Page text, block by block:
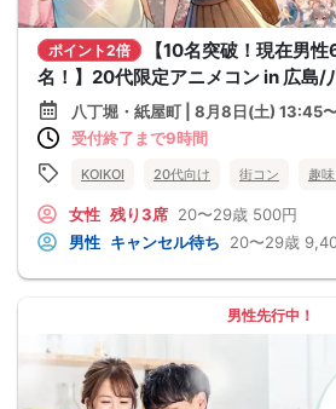
ポイント2倍
【10名突破！現在男
名！】20代限定アニメコン in 広島/
八丁堀・紙屋町 | 8月8日(土) 13:45
受付終了まで9時間
KOIKOI 20代向け 街コン 趣
女性 残り3席 20〜29歳 500円
男性 キャンセル待ち 20〜29歳
男性先行中！